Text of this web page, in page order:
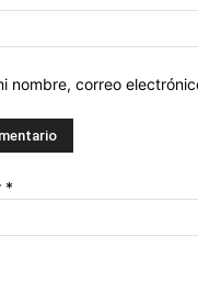
nombre, correo
*